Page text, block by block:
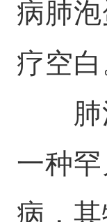
病肺
疗空白
肺泡
一种
病，